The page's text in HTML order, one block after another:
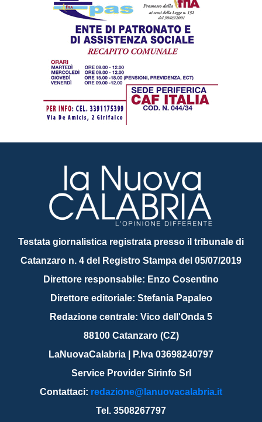
Testata giornalistica registrata presso il tribunale di
Catanzaro n. 4 del Registro Stampa del 05/07/2019
Direttore responsabile: Enzo Cosentino
Direttore editoriale: Stefania Papaleo
Redazione centrale: Vico dell'Onda 5
88100 Catanzaro (CZ)
LaNuovaCalabria | P.Iva 03698240797
Service Provider Sirinfo Srl
Contattaci: redazione@lanuovacalabria.it
Tel. 3508267797